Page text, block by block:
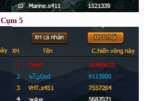
Cụm 5